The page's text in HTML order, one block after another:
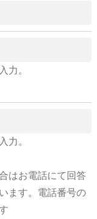
力。
力。
はお電話にて回答
ます。電話番号の